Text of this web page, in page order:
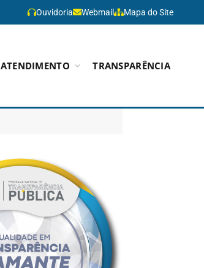
Ouvidoria Webmail Mapa do Site
ATENDIMENTO TRANSPARÊNCIA